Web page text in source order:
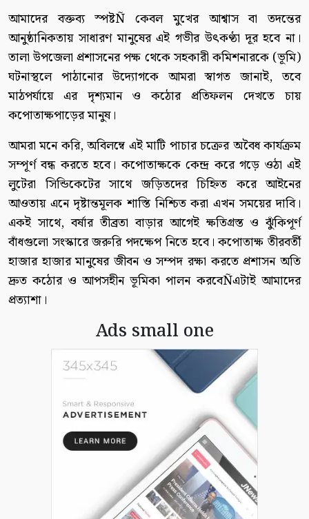
আমাদের বক্তব্য স্পষ্টÑ কেবল মুখের আশ্বাস বা তদন্তের
আনুষ্ঠানিকতায় সাধারণ মানুষের এই গভীর উৎকণ্ঠা দূর হবে না।
তালা উপজেলা প্রশাসনের পক্ষ থেকে সহকারী কমিশনারকে (ভূমি)
ঘটনাস্থলে পাঠানোর উদ্যোগকে আমরা স্বাগত জানাই, তবে
মাঠপর্যায়ে এর দৃশ্যমান ও কঠোর প্রতিফলন দেখতে চায়
কপোতাক্ষপাড়ের মানুষ।
আমরা মনে করি, অবিলম্বে এই মাটি পাচার চক্রের অবৈধ কার্যক্রম
সম্পূর্ণ বন্ধ করতে হবে। কপোতাক্ষকে কেন্দ্র করে গড়ে ওঠা এই
লুটেরা সিন্ডিকেটের সাথে জড়িতদের চিহ্নিত করে আইনের
আওতায় এনে দৃষ্টান্তমূলক শাস্তি নিশ্চিত করা এখন সময়ের দাবি।
একই সাথে, বর্ষার তীব্রতা বাড়ার আগেই ক্ষতিগ্রস্ত ও ঝুঁকিপূর্ণ
বাঁধগুলো সংস্কারে জরুরি পদক্ষেপ নিতে হবে। কপোতাক্ষ তীরবর্তী
হাজার হাজার মানুষের জীবন ও সম্পদ রক্ষা করতে প্রশাসন অতি
দ্রুত কঠোর ও আপসহীন ভূমিকা পালন করবেÑএটাই আমাদের
প্রত্যাশা।
Ads small one